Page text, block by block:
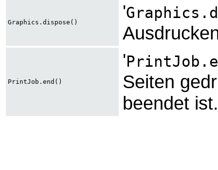
Graphics.dispose()
'
PrintJob.end()
'
Seiten
beendet ist.